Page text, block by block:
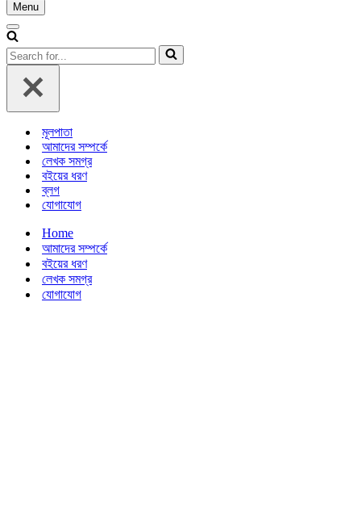
Menu
Navigation
Navigation
Menu
Search
for...
মূলপাতা
আমাদের সম্পর্কে
লেখক সমগ্র
বইয়ের ধরণ
ব্লগ
যোগাযোগ
Home
আমাদের সম্পর্কে
বইয়ের ধরণ
লেখক সমগ্র
যোগাযোগ